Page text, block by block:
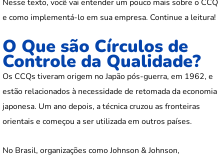
Nesse texto, você vai entender um pouco mais sobre o CCQ
e como implementá-lo em sua empresa. Continue a leitura!
O Que são Círculos de
Controle da Qualidade?
Os CCQs tiveram origem no Japão pós-guerra, em 1962, e
estão relacionados à necessidade de retomada da economia
japonesa. Um ano depois, a técnica cruzou as fronteiras
orientais e começou a ser utilizada em outros países.
No Brasil, organizações como Johnson & Johnson,